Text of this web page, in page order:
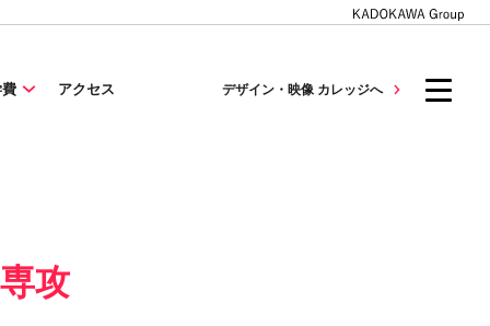
アクセス デザイン・映像 カレッジへ
攻